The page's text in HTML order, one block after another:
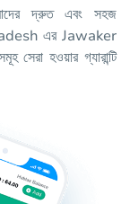
দ্রুত এবং সহজ
এর Jawaker
সেরা হওয়ার গ্যারান্টি